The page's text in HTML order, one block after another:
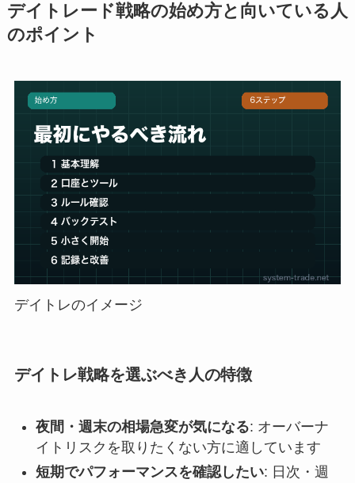
デイトレード戦略の始め方と向いている人
のポイント
デイトレのイメージ
デイトレ戦略を選ぶべき人の特徴
夜間・週末の相場急変が気になる: オーバーナ
イトリスクを取りたくない方に適しています
短期でパフォーマンスを確認したい: 日次・週